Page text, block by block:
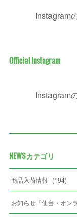
Instagram
Official Instagram
Instagram
NEWSカテゴリ
商品入荷情報 (194)
お知らせ『仙台・オン